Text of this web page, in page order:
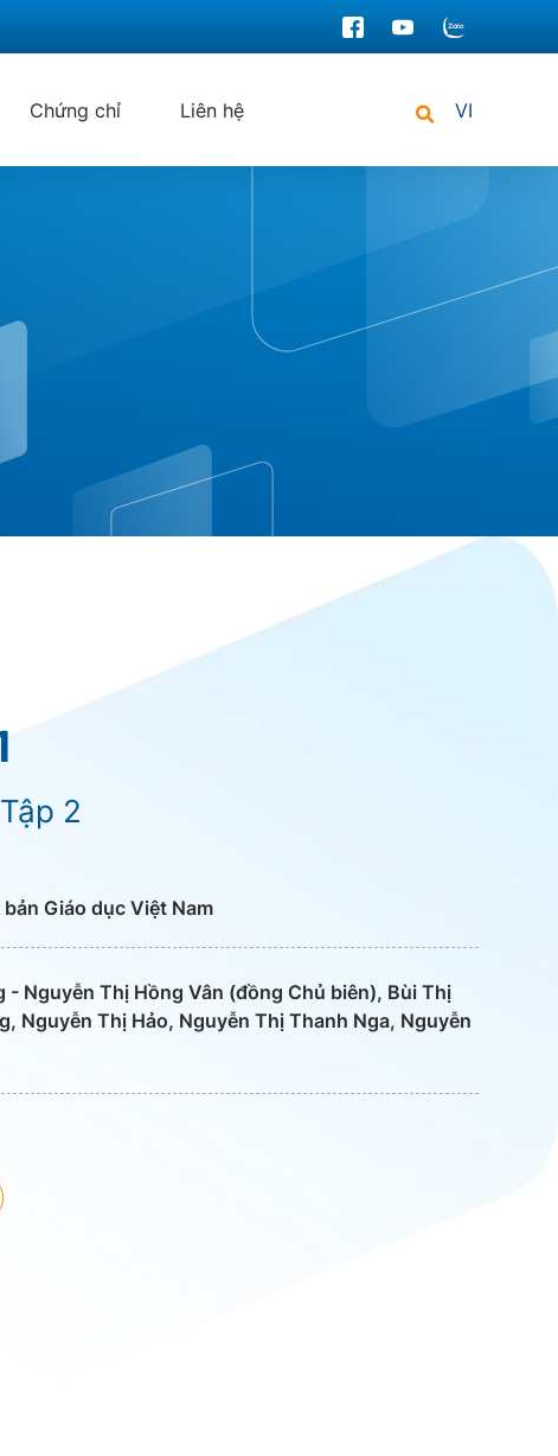
Chứng chỉ Liên hệ VI
2
Giáo dục Việt Nam
- Nguyễn Thị Hồng Vân (đồng Chủ biên), Bùi Thị
Nguyễn Thị Hảo, Nguyễn Thị Thanh Nga, Nguyễn